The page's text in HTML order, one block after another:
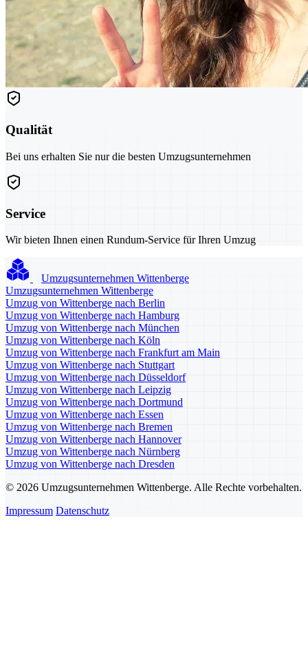
Qualität
Bei uns erhalten Sie nur die besten Umzugsunternehmen
Service
Wir bieten Ihnen einen Rundum-Service für Ihren Umzug
Umzugsunternehmen Wittenberge
Umzugsunternehmen Wittenberge
Umzug von Wittenberge nach Berlin
Umzug von Wittenberge nach Hamburg
Umzug von Wittenberge nach München
Umzug von Wittenberge nach Köln
Umzug von Wittenberge nach Frankfurt am Main
Umzug von Wittenberge nach Stuttgart
Umzug von Wittenberge nach Düsseldorf
Umzug von Wittenberge nach Leipzig
Umzug von Wittenberge nach Dortmund
Umzug von Wittenberge nach Essen
Umzug von Wittenberge nach Bremen
Umzug von Wittenberge nach Hannover
Umzug von Wittenberge nach Nürnberg
Umzug von Wittenberge nach Dresden
© 2026 Umzugsunternehmen Wittenberge. Alle Rechte vorbehalten.
Impressum Datenschutz